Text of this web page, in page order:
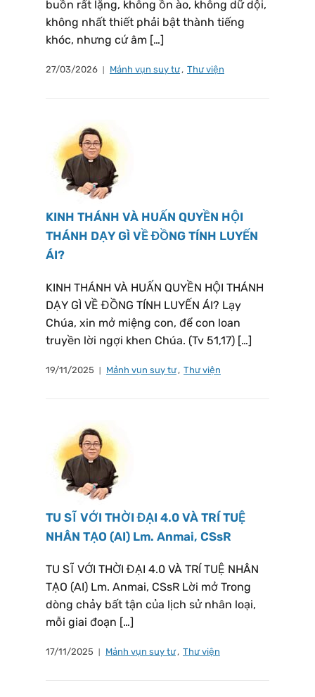
buồn rất lặng, không ồn ào, không dữ dội,
không nhất thiết phải bật thành tiếng
khóc, nhưng cứ âm […]
27/03/2026 Mảnh vụn suy tư, Thư viện
KINH THÁNH VÀ HUẤN QUYỀN HỘI
THÁNH DẠY GÌ VỀ ĐỒNG TÍNH LUYẾN
ÁI?
KINH THÁNH VÀ HUẤN QUYỀN HỘI THÁNH
DẠY GÌ VỀ ĐỒNG TÍNH LUYẾN ÁI? Lạy
Chúa, xin mở miệng con, để con loan
truyền lời ngợi khen Chúa. (Tv 51,17) […]
19/11/2025 Mảnh vụn suy tư, Thư viện
TU SĨ VỚI THỜI ĐẠI 4.0 VÀ TRÍ TUỆ
NHÂN TẠO (AI) Lm. Anmai, CSsR
TU SĨ VỚI THỜI ĐẠI 4.0 VÀ TRÍ TUỆ NHÂN
TẠO (AI) Lm. Anmai, CSsR Lời mở Trong
dòng chảy bất tận của lịch sử nhân loại,
mỗi giai đoạn […]
17/11/2025 Mảnh vụn suy tư, Thư viện